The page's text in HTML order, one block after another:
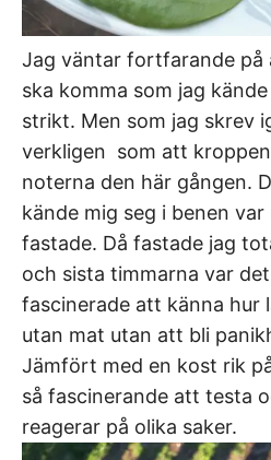
Jag väntar fortfarande på
ska komma som jag
strikt. Men som jag skrev
verkligen som att
noterna den här gången.
kände mig seg i benen
fastade. Då fastade jag
och sista timmarna var
fascinerade att känna hur
utan mat utan att bli
Jämfört med en kost rik
så fascinerande att testa
reagerar på olika saker.